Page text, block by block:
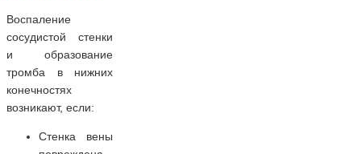
Воспаление
сосудистой стенки
и образование
тромба в нижних
конечностях
возникают, если:
Стенка вены